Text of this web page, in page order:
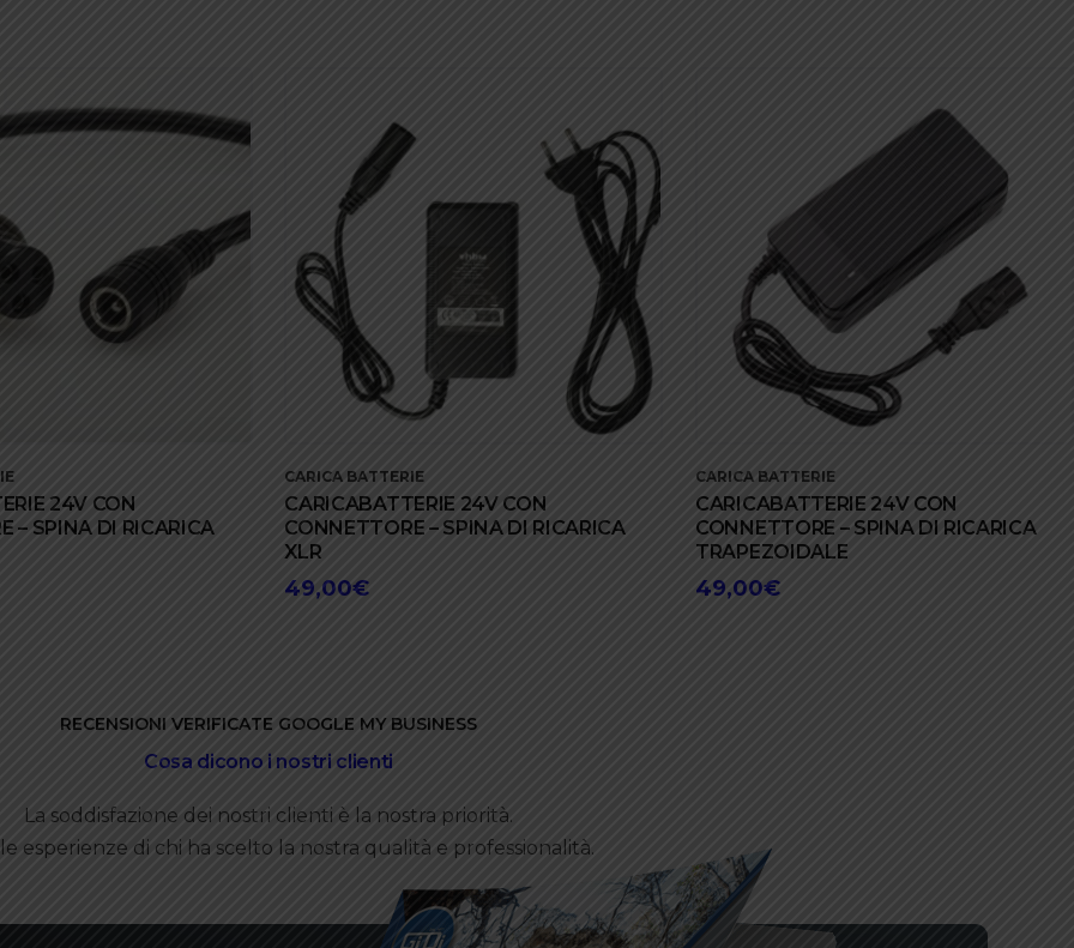
24V CON
– SPINA DI RICARICA
CARICA BATTERIE
CARICABATTERIE 24V CON
CONNETTORE – SPINA DI RICARICA
XLR
49,00€
CARICA BATTERIE
CARICABATTERIE 24V CON
CONNETTORE – SPINA DI RICARICA
TRAPEZOIDALE
49,00€
RECENSIONI VERIFICATE GOOGLE MY BUSINESS
Cosa dicono i nostri clienti
La soddisfazione dei nostri clienti è la nostra priorità.
esperienze di chi ha scelto la nostra qualità e professionalità.